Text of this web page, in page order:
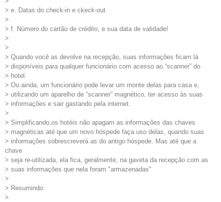
> e. Datas do check-in e ckeck-out
>
> f. Número do cartão de crédito, e sua data de validade!
>
>
> Quando você as devolve na recepção, suas informações ficam lá
> disponíveis para qualquer funcionário com acesso ao “scanner” do
> hotel.
> Ou ainda, um funcionário pode levar um monte delas para casa e,
> utilizando um aparelho de “scanner” magnético, ter acesso às suas
> informações e sair gastando pela internet.
>
> Simplificando,os hotéis não apagam as informações das chaves
> magnéticas até que um novo hóspede faça uso delas, quando suas
> informações sobrescreverá as do antigo hóspede. Mas até que a
chave
> seja re-utilizada, ela fica, geralmente, na gaveta da recepção com as
> suas informações que nela foram "armazenadas"
>
> Resumindo:
>